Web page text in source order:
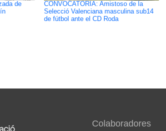
de
CONVOCATORIA: Amistoso de la
Selecció Valenciana masculina sub14
de fútbol ante el CD Roda
Colaboradores